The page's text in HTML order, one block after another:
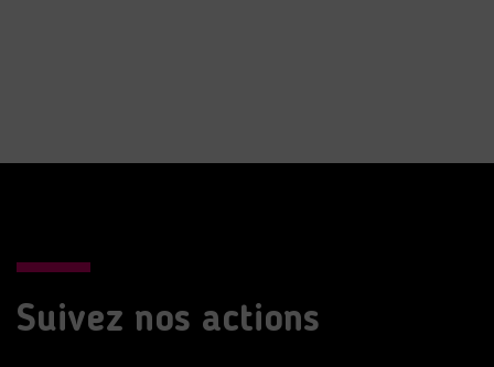
Suivez nos actions